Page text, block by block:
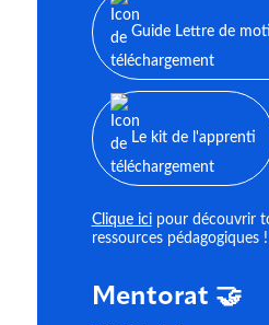
Guide Lettre de
Le kit de l'apprenti
Clique icipour découvrir
ressources pédagogiques !
Mentorat 🤝